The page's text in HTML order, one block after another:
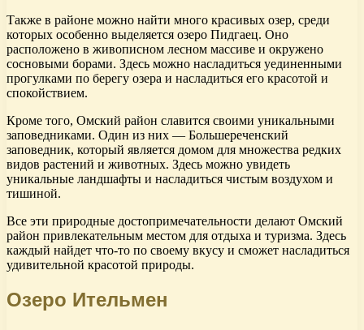
Также в районе можно найти много красивых озер, среди
которых особенно выделяется озеро Пидгаец. Оно
расположено в живописном лесном массиве и окружено
сосновыми борами. Здесь можно насладиться уединенными
прогулками по берегу озера и насладиться его красотой и
спокойствием.
Кроме того, Омский район славится своими уникальными
заповедниками. Один из них — Большереченский
заповедник, который является домом для множества редких
видов растений и животных. Здесь можно увидеть
уникальные ландшафты и насладиться чистым воздухом и
тишиной.
Все эти природные достопримечательности делают Омский
район привлекательным местом для отдыха и туризма. Здесь
каждый найдет что-то по своему вкусу и сможет насладиться
удивительной красотой природы.
Озеро Ительмен